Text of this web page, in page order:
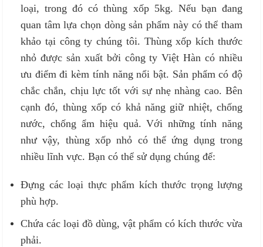
loại, trong đó có thùng xốp 5kg. Nếu bạn đang
quan tâm lựa chọn dòng sản phẩm này có thể tham
khảo tại công ty chúng tôi. Thùng xốp kích thước
nhỏ được sản xuất bởi công ty Việt Hàn có nhiều
ưu điểm đi kèm tính năng nổi bật. Sản phẩm có độ
chắc chắn, chịu lực tốt với sự nhẹ nhàng cao. Bên
cạnh đó, thùng xốp có khả năng giữ nhiệt, chống
nước, chống ẩm hiệu quả. Với những tính năng
như vậy, thùng xốp nhỏ có thể ứng dụng trong
nhiều lĩnh vực. Bạn có thể sử dụng chúng để:
Đựng các loại thực phẩm kích thước trọng lượng
phù hợp.
Chứa các loại đồ dùng, vật phẩm có kích thước vừa
phải.